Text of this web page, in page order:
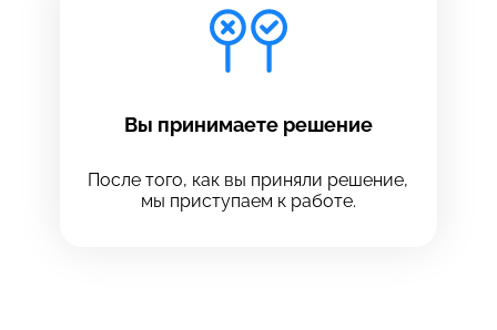
Вы принимаете решение
После того, как вы приняли решение,
мы приступаем к работе.